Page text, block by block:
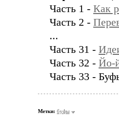
Часть 1 - Как
Часть 2 -
...
Часть 31 -
Часть 32 - Йо-
Часть 33 -
Метки: буфы